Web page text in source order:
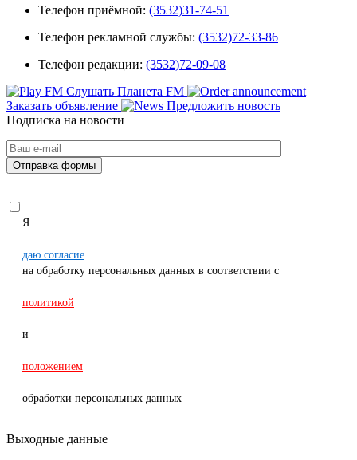
Телефон приёмной: (3532)31-74-51
Телефон рекламной службы: (3532)72-33-86
Телефон редакции: (3532)72-09-08
Слушать Планета FM
Заказать объявление
Предложить новость
Подписка на новости
Я
даю согласие
на обработку персональных данных в соответствии с
политикой
и
положением
обработки персональных данных
Выходные данные